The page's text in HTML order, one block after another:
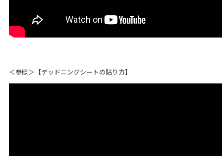
＜参照＞【デッドニングシートの貼り方】